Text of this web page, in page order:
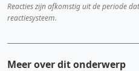
Reacties zijn afkomstig uit de periode
reactiesysteem.
Meer over dit onderwerp